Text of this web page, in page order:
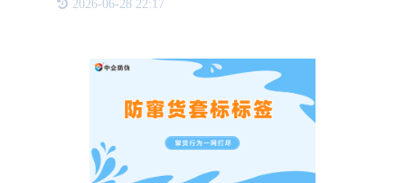
应链的重要工具。溯源码，顾名思义，是用来追溯产
2026-06-28 22:17